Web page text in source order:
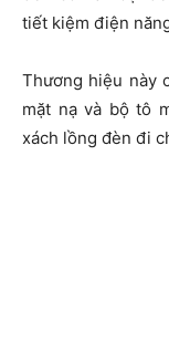
tiết kiệm điện
Thương hiệu này
mặt nạ và bộ tô
xách lồng đèn đi